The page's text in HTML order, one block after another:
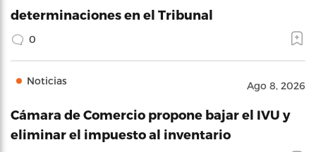
determinaciones en el Tribunal
0
Noticias Ago 8, 2026
Cámara de Comercio propone bajar el IVU y
eliminar el impuesto al inventario